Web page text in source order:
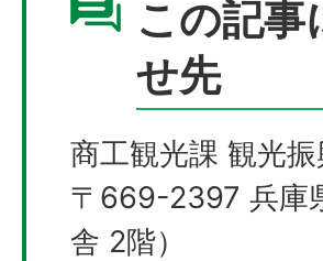
この記事
せ先
商工観光課 観光
〒669-2397 兵庫
舎 2階）